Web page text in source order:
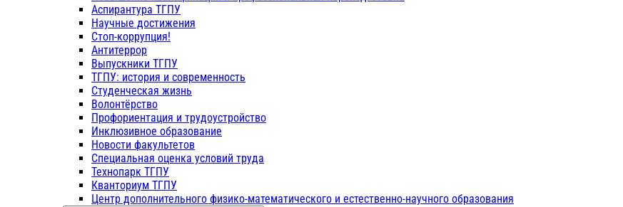
Аспирантура ТГПУ
Научные достижения
Стоп-коррупция!
Антитеррор
Выпускники ТГПУ
ТГПУ: история и современность
Студенческая жизнь
Волонтёрство
Профориентация и трудоустройство
Инклюзивное образование
Новости факультетов
Специальная оценка условий труда
Технопарк ТГПУ
Кванториум ТГПУ
Центр дополнительного физико-математического и естественно-научного образования